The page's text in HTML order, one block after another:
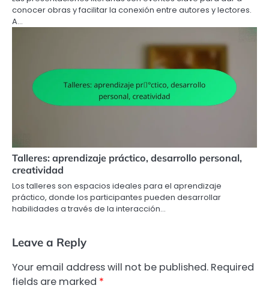
conocer obras y facilitar la conexión entre autores y lectores.
A…
Talleres: aprendizaje práctico, desarrollo personal,
creatividad
Los talleres son espacios ideales para el aprendizaje
práctico, donde los participantes pueden desarrollar
habilidades a través de la interacción…
Leave a Reply
Your email address will not be published. Required
fields are marked *